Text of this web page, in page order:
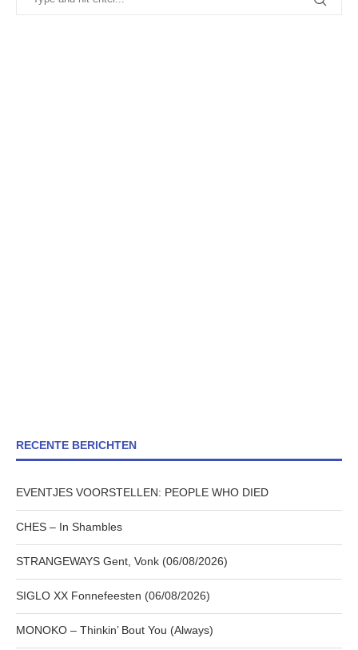
RECENTE BERICHTEN
EVENTJES VOORSTELLEN: PEOPLE WHO DIED
CHES – In Shambles
STRANGEWAYS Gent, Vonk (06/08/2026)
SIGLO XX Fonnefeesten (06/08/2026)
MONOKO – Thinkin’ Bout You (Always)